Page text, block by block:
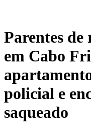
Parentes
em Cabo
policial e
saqueado